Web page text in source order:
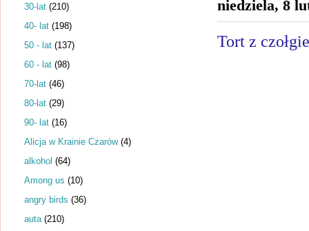
niedziela, 8
Tort z
30-lat (210)
40- lat (198)
50 - lat (137)
60 - lat (98)
70-lat (46)
80-lat (29)
90- lat (16)
Alicja w Krainie Czarów (4)
alkohol (64)
Among us (10)
angry birds (36)
auta (210)